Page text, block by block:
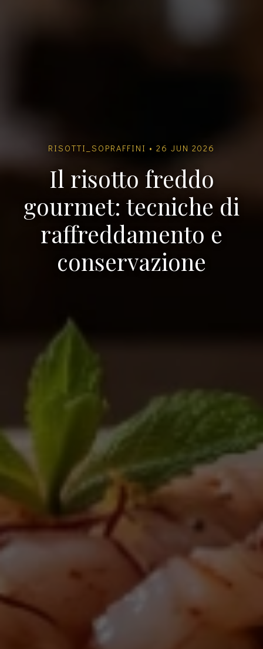
RISOTTI_SOPRAFFINI • 26 JUN 2026
Il risotto freddo
gourmet: tecniche di
raffreddamento e
conservazione